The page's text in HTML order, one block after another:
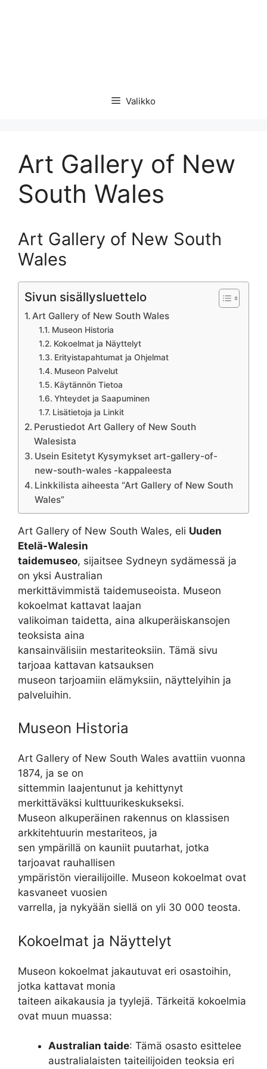
Valikko
Art Gallery of New
South Wales
Art Gallery of New South
Wales
Sivun sisällysluettelo
Art Gallery of New South Wales
Museon Historia
Kokoelmat ja Näyttelyt
Erityistapahtumat ja Ohjelmat
Museon Palvelut
Käytännön Tietoa
Yhteydet ja Saapuminen
Lisätietoja ja Linkit
Perustiedot Art Gallery of New South
Walesista
Usein Esitetyt Kysymykset art-gallery-of-
new-south-wales -kappaleesta
Linkkilista aiheesta “Art Gallery of New South
Wales”
Art Gallery of New South Wales, eli Uuden
Etelä-Walesin
taidemuseo, sijaitsee Sydneyn sydämessä ja
on yksi Australian
merkittävimmistä taidemuseoista. Museon
kokoelmat kattavat laajan
valikoiman taidetta, aina alkuperäiskansojen
teoksista aina
kansainvälisiin mestariteoksiin. Tämä sivu
tarjoaa kattavan katsauksen
museon tarjoamiin elämyksiin, näyttelyihin ja
palveluihin.
Museon Historia
Art Gallery of New South Wales avattiin vuonna
1874, ja se on
sittemmin laajentunut ja kehittynyt
merkittäväksi kulttuurikeskukseksi.
Museon alkuperäinen rakennus on klassisen
arkkitehtuurin mestariteos, ja
sen ympärillä on kauniit puutarhat, jotka
tarjoavat rauhallisen
ympäristön vierailijoille. Museon kokoelmat ovat
kasvaneet vuosien
varrella, ja nykyään siellä on yli 30 000 teosta.
Kokoelmat ja Näyttelyt
Museon kokoelmat jakautuvat eri osastoihin,
jotka kattavat monia
taiteen aikakausia ja tyylejä. Tärkeitä kokoelmia
ovat muun muassa:
Australian taide: Tämä osasto esittelee
australialaisten taiteilijoiden teoksia eri